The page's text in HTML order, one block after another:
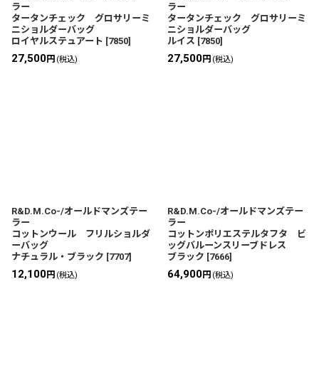
ラー
タータンチェック グロサリーミ
ニショルダーバッグ
ロイヤルステュアート [7850]
27,500円 (税込)
ラー
タータンチェック グロサリーミ
ニショルダーバッグ
ルイス [7850]
27,500円 (税込)
R&D.M.Co-/オールドマンズテー
ラー
コットンウール フリルショルダ
ーバッグ
ナチュラル・ブラック [7707]
12,100円 (税込)
R&D.M.Co-/オールドマンズテー
ラー
コットンポリエステルタフタ ビ
ッグバルーンスリーブドレス
ブラック [7666]
64,900円 (税込)